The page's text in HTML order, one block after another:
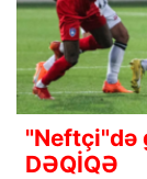
"Neftçi"də
DƏQİQƏ